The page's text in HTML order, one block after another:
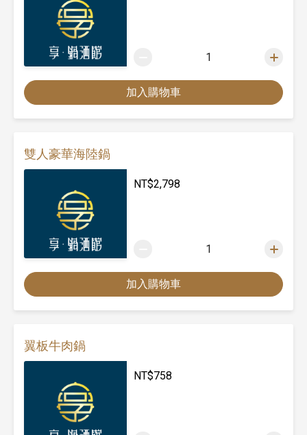
1
加入購物車
雙人豪華海陸鍋
NT$2,798
1
加入購物車
翼板牛肉鍋
NT$758